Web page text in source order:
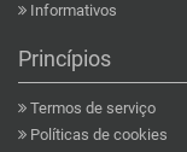
Informativos
Princípios
Termos de serviço
Políticas de cookies